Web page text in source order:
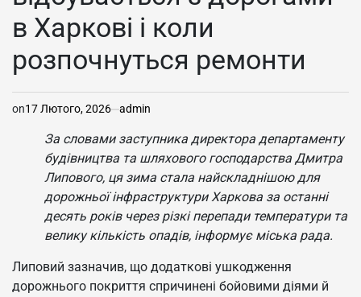
в Харкові і коли
розпочнуться ремонти
on17 Лютого, 2026 admin
За словами заступника директора департаменту
будівництва та шляхового господарства Дмитра
Липового, ця зима стала найскладнішою для
дорожньої інфраструктури Харкова за останні
десять років через різкі перепади температури та
велику кількість опадів, інформує міська рада.
Липовий зазначив, що додаткові ушкодження
дорожнього покриття спричинені бойовими діями й